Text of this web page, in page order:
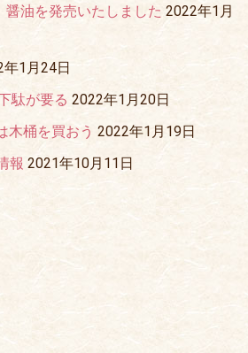
油を発売いたしました 2022年1月
1月24日
駄が要る 2022年1月20日
木桶を買おう 2022年1月19日
報 2021年10月11日